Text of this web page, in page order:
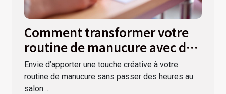
Comment transformer votre
routine de manucure avec des
autocollants ?
Envie d’apporter une touche créative à votre
routine de manucure sans passer des heures au
salon ...